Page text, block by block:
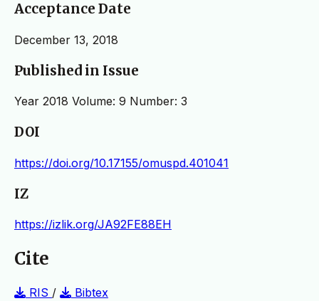
Acceptance Date
December 13, 2018
Published in Issue
Year 2018 Volume: 9 Number: 3
DOI
https://doi.org/10.17155/omuspd.401041
IZ
https://izlik.org/JA92FE88EH
Cite
RIS /
Bibtex